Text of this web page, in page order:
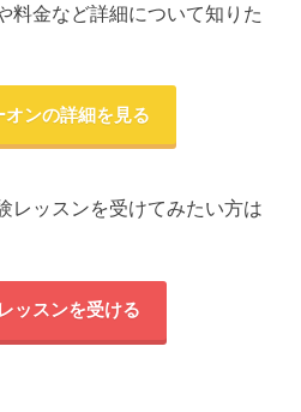
料金など詳細について知りた
オンの詳細を見る
レッスンを受けてみたい方は
ッスンを受ける